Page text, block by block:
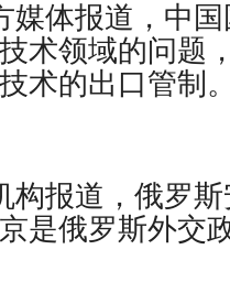
体报道，中
术领域的问题
术的出口管制。
报道，俄罗
是俄罗斯外交